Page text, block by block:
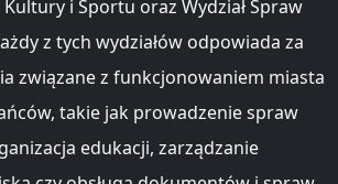
Kultury i Sportu oraz Wydział Spraw
z tych wydziałów odpowiada za
związane z funkcjonowaniem miasta
takie jak prowadzenie spraw
edukacji, zarządzanie